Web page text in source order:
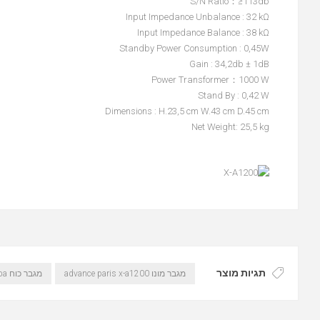
Input Impedance Unbalance : 32 kΩ
Input Impedance Balance : 38 kΩ
Standby Power Consumption : 0,45W
Gain : 34,2db ± 1dB
Power Transformer：1000 W
Stand By : 0,42 W
Dimensions : H.23,5 cm W.43 cm D.45 cm
Net Weight: 25,5 kg
תגיות מוצר מגבר מונו advance paris x-a1200 מגבר כוח advance acoustic mono x-a1200 advance pa